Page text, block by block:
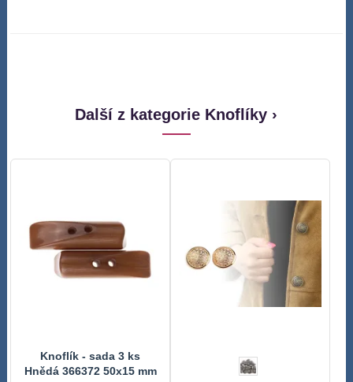
Další z kategorie Knoflíky ›
Knoflík - sada 3 ks
Hnědá 366372 50x15 mm